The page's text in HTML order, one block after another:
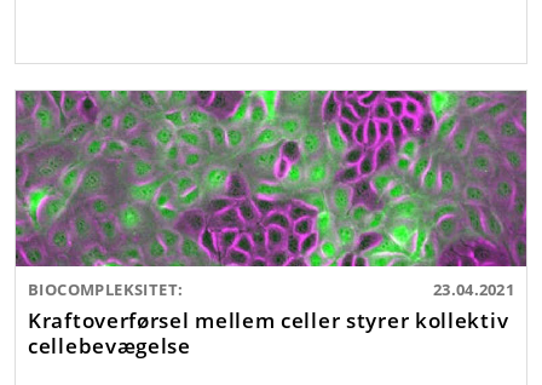
BIOCOMPLEKSITET: 23.04.2021
Kraftoverførsel mellem celler styrer kollektiv
cellebevægelse